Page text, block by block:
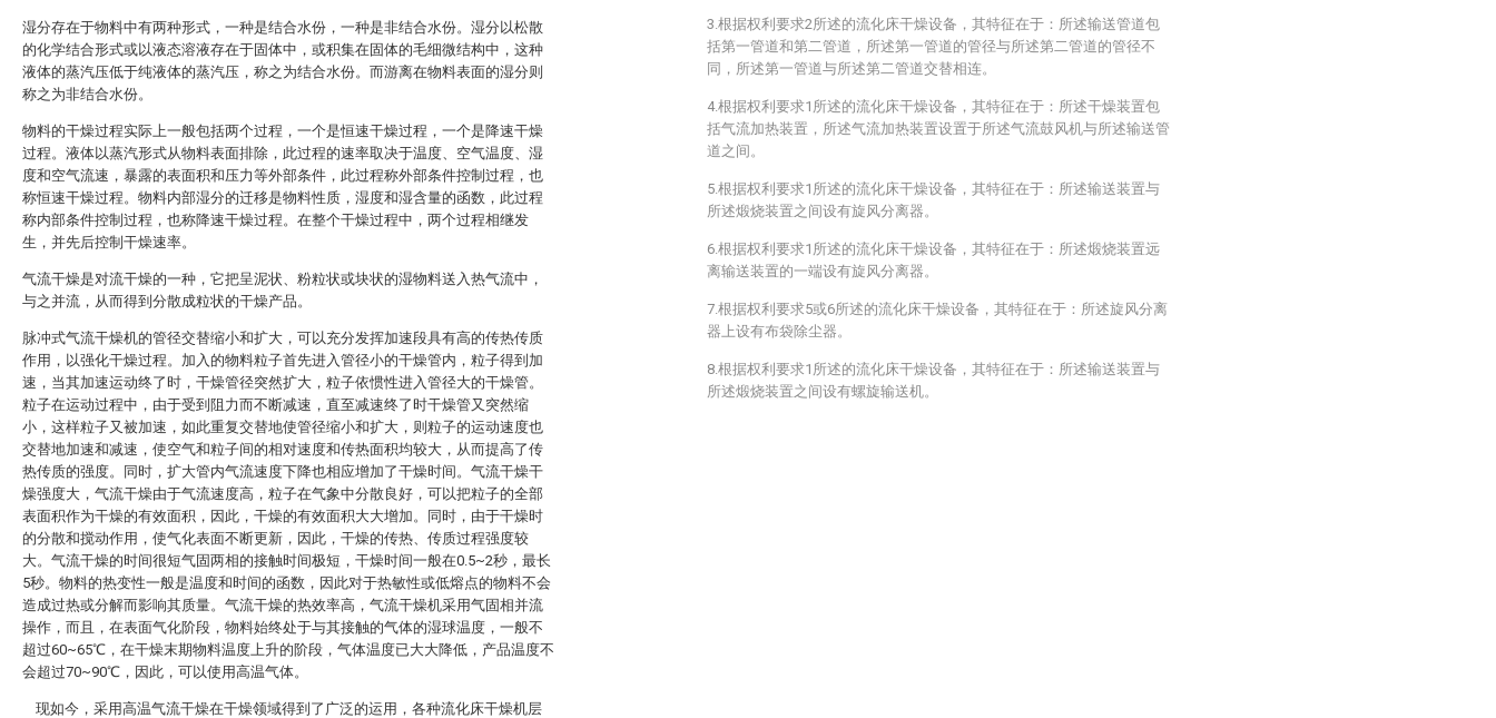
湿分存在于物料中有两种形式，一种是结合水份，一种是非结合水份。湿分以松散
的化学结合形式或以液态溶液存在于固体中，或积集在固体的毛细微结构中，这种
液体的蒸汽压低于纯液体的蒸汽压，称之为结合水份。而游离在物料表面的湿分则
称之为非结合水份。
物料的干燥过程实际上一般包括两个过程，一个是恒速干燥过程，一个是降速干燥
过程。液体以蒸汽形式从物料表面排除，此过程的速率取决于温度、空气温度、湿
度和空气流速，暴露的表面积和压力等外部条件，此过程称外部条件控制过程，也
称恒速干燥过程。物料内部湿分的迁移是物料性质，湿度和湿含量的函数，此过程
称内部条件控制过程，也称降速干燥过程。在整个干燥过程中，两个过程相继发
生，并先后控制干燥速率。
气流干燥是对流干燥的一种，它把呈泥状、粉粒状或块状的湿物料送入热气流中，
与之并流，从而得到分散成粒状的干燥产品。
脉冲式气流干燥机的管径交替缩小和扩大，可以充分发挥加速段具有高的传热传质
作用，以强化干燥过程。加入的物料粒子首先进入管径小的干燥管内，粒子得到加
速，当其加速运动终了时，干燥管径突然扩大，粒子依惯性进入管径大的干燥管。
粒子在运动过程中，由于受到阻力而不断减速，直至减速终了时干燥管又突然缩
小，这样粒子又被加速，如此重复交替地使管径缩小和扩大，则粒子的运动速度也
交替地加速和减速，使空气和粒子间的相对速度和传热面积均较大，从而提高了传
热传质的强度。同时，扩大管内气流速度下降也相应增加了干燥时间。气流干燥干
燥强度大，气流干燥由于气流速度高，粒子在气象中分散良好，可以把粒子的全部
表面积作为干燥的有效面积，因此，干燥的有效面积大大增加。同时，由于干燥时
的分散和搅动作用，使气化表面不断更新，因此，干燥的传热、传质过程强度较
大。气流干燥的时间很短气固两相的接触时间极短，干燥时间一般在0.5~2秒，最长
5秒。物料的热变性一般是温度和时间的函数，因此对于热敏性或低熔点的物料不会
造成过热或分解而影响其质量。气流干燥的热效率高，气流干燥机采用气固相并流
操作，而且，在表面气化阶段，物料始终处于与其接触的气体的湿球温度，一般不
超过60~65℃，在干燥末期物料温度上升的阶段，气体温度已大大降低，产品温度不
会超过70~90℃，因此，可以使用高温气体。
现如今，采用高温气流干燥在干燥领域得到了广泛的运用，各种流化床干燥机层
3.根据权利要求2所述的流化床干燥设备，其特征在于：所述输送管道包
括第一管道和第二管道，所述第一管道的管径与所述第二管道的管径不
同，所述第一管道与所述第二管道交替相连。
4.根据权利要求1所述的流化床干燥设备，其特征在于：所述干燥装置包
括气流加热装置，所述气流加热装置设置于所述气流鼓风机与所述输送管
道之间。
5.根据权利要求1所述的流化床干燥设备，其特征在于：所述输送装置与
所述煅烧装置之间设有旋风分离器。
6.根据权利要求1所述的流化床干燥设备，其特征在于：所述煅烧装置远
离输送装置的一端设有旋风分离器。
7.根据权利要求5或6所述的流化床干燥设备，其特征在于：所述旋风分离
器上设有布袋除尘器。
8.根据权利要求1所述的流化床干燥设备，其特征在于：所述输送装置与
所述煅烧装置之间设有螺旋输送机。